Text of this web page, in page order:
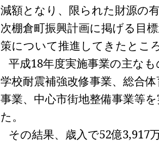
減額となり、限られた財源の
次棚倉町振興計画に掲げる目
策について推進してきたとこ
平成18年度実施事業の主な
学校耐震補強改修事業、総合
事業、中心市街地整備事業等
た。
その結果、歳入で52億3,917